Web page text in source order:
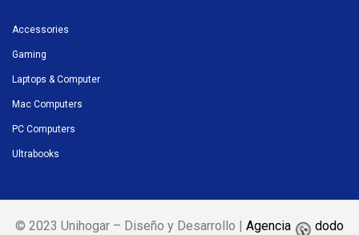
Accessories
Gaming
Laptops & Computer
Mac Computers
PC Computers
Ultrabooks
© 2023 Unihogar – Diseño y Desarrollo | Agencia dodo